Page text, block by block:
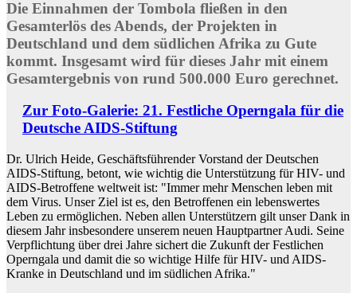
Die Einnahmen der Tombola fließen in den
Gesamterlös des Abends, der Projekten in
Deutschland und dem südlichen Afrika zu Gute
kommt. Insgesamt wird für dieses Jahr mit einem
Gesamtergebnis von rund 500.000 Euro gerechnet.
Zur Foto-Galerie: 21. Festliche Operngala für die
Deutsche AIDS-Stiftung
Dr. Ulrich Heide, Geschäftsführender Vorstand der Deutschen
AIDS-Stiftung, betont, wie wichtig die Unterstützung für HIV- und
AIDS-Betroffene weltweit ist: "Immer mehr Menschen leben mit
dem Virus. Unser Ziel ist es, den Betroffenen ein lebenswertes
Leben zu ermöglichen. Neben allen Unterstützern gilt unser Dank in
diesem Jahr insbesondere unserem neuen Hauptpartner Audi. Seine
Verpflichtung über drei Jahre sichert die Zukunft der Festlichen
Operngala und damit die so wichtige Hilfe für HIV- und AIDS-
Kranke in Deutschland und im südlichen Afrika."